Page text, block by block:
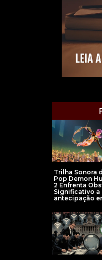
Trilha Sonora
Pop Demon
2 Enfrenta
Significativo a
antecipação